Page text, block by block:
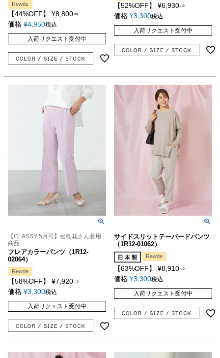
Rewde
【44%OFF】 ¥8,800⇒
価格 ¥4,950税込
入荷リクエスト受付中
【52%OFF】 ¥6,930⇒
価格 ¥3,300税込
入荷リクエスト受付中
【CLASSY 5月号】松島花さん着用
商品
フレアカラーパンツ（1R12-
02064）
Rewde
【58%OFF】 ¥7,920⇒
価格 ¥3,300税込
入荷リクエスト受付中
サイドスリットテーパードパンツ
（1R12-01062）
Rewde
【63%OFF】 ¥8,910⇒
価格 ¥3,300税込
入荷リクエスト受付中